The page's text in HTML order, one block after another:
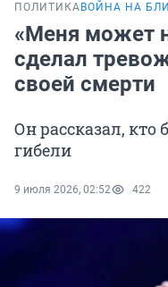
ПОЛИТИКА ВОЙНА НА
«Меня может
сделал
своей смерти
Он рассказал, кто
гибели
9 июля 2026, 02:52 422